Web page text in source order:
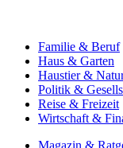
Familie & Beruf
Haus & Garten
Haustier &
Politik &
Reise & Freizeit
Wirtschaft &
Magazin &